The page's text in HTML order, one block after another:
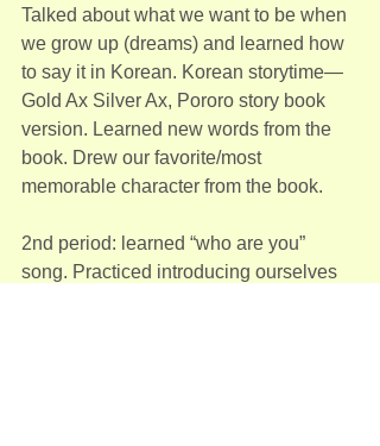
Talked about what we want to be when
we grow up (dreams) and learned how
to say it in Korean. Korean storytime—
Gold Ax Silver Ax, Pororo story book
version. Learned new words from the
book. Drew our favorite/most
memorable character from the book.
2nd period: learned “who are you”
song. Practiced introducing ourselves